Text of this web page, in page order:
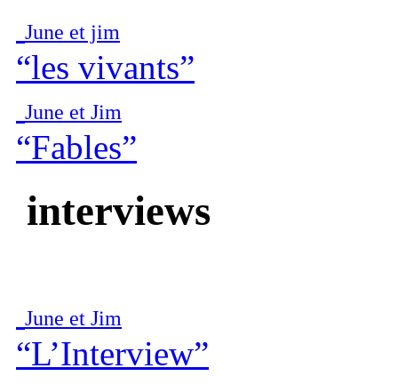
June et jim
“les vivants”
June et Jim
“Fables”
interviews
June et Jim
“L’Interview”